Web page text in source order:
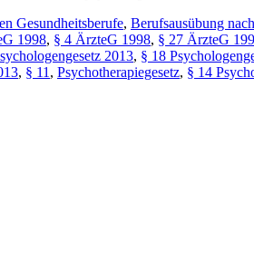
Gesundheitsberufe, Berufsausübung
1998, § 4 ÄrzteG 1998, § 27 ÄrzteG
2013, § 18
, § 11 , Psychotherapiegesetz, § 14